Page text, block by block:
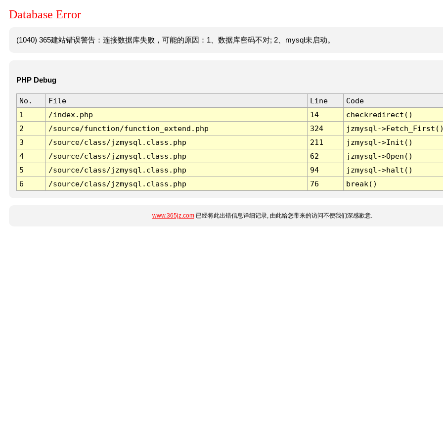
Database Error
(1040) 365建站错误警告：连接数据库失败，可能的原因：1、数据库密码不对; 2、mysql未启动。
PHP Debug
No. File Line
Code
1
/index.php 14
checkredirect()
2
/source/function/function_extend.php 324
jzmysql-
3
/source/class/jzmysql.class.php 211
jzmysql->Init()
4
/source/class/jzmysql.class.php 62
jzmysql->Open()
5
/source/class/jzmysql.class.php 94
jzmysql->halt()
6
/source/class/jzmysql.class.php 76 break()
www.365jz.com已经将此出错信息详细记录, 由此给您带来的访问不便我们深感歉意.